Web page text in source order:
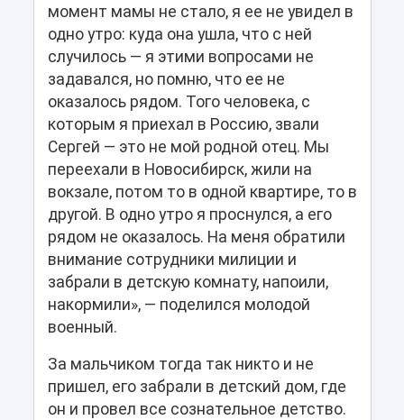
момент мамы не стало, я ее не увидел в
одно утро: куда она ушла, что с ней
случилось — я этими вопросами не
задавался, но помню, что ее не
оказалось рядом. Того человека, с
которым я приехал в Россию, звали
Сергей — это не мой родной отец. Мы
переехали в Новосибирск, жили на
вокзале, потом то в одной квартире, то в
другой. В одно утро я проснулся, а его
рядом не оказалось. На меня обратили
внимание сотрудники милиции и
забрали в детскую комнату, напоили,
накормили», — поделился молодой
военный.
За мальчиком тогда так никто и не
пришел, его забрали в детский дом, где
он и провел все сознательное детство.